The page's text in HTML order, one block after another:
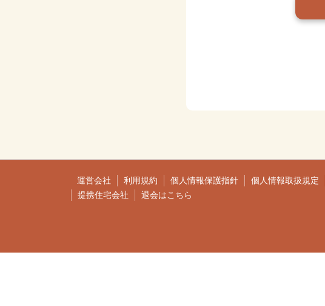
運営会社 利用規約 個人情報保護指針 個人情報取扱規定
提携住宅会社
退会はこちら